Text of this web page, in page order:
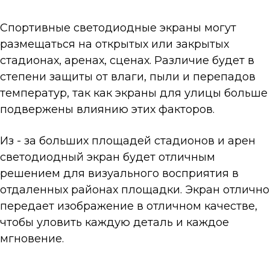
Спортивные светодиодные экраны могут
размещаться на открытых или закрытых
стадионах, аренах, сценах. Различие будет в
степени защиты от влаги, пыли и перепадов
температур, так как экраны для улицы больше
подвержены влиянию этих факторов.
Из - за больших площадей стадионов и арен
светодиодный экран будет отличным
решением для визуального восприятия в
отдаленных районах площадки. Экран отлично
передает изображение в отличном качестве,
чтобы уловить каждую деталь и каждое
мгновение.